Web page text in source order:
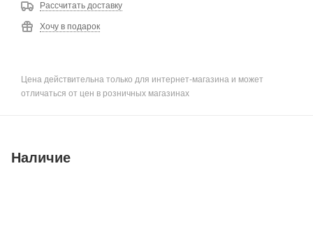
Рассчитать доставку
Хочу в подарок
Цена действительна только для интернет-магазина и может
отличаться от цен в розничных магазинах
Наличие